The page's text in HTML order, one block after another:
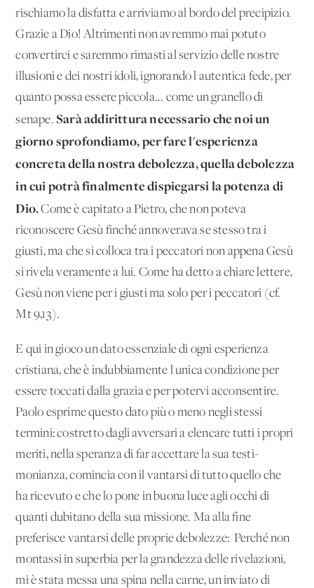
rischiamo la disfatta e arriviamo al bordo del precipizio.
Grazie a Dio! Altrimenti non avremmo mai potuto
convertirci e saremmo rimasti al servizio delle nostre
illusioni e dei nostri idoli, ignorando l'autentica fede, per
quanto possa essere piccola... come un granello di
senape.Sarà addirittura ne­cessario che noi un
giorno sprofondiamo, per fare l'esperienza
concreta della nostra debolezza, quella debolezza
in cui potrà finalmente dispiegarsi la potenza di
Dio.Come è capitato a Pietro, che non poteva
riconoscere Gesù finché annoverava se stesso tra i
giusti, ma che si colloca tra i peccatori non appena Gesù
si rivela veramente a lui. Come ha detto a chiare lettere,
Gesù non viene per i giusti ma solo per i peccatori (cf.
Mt 9,13).
E qui in gioco un dato essenziale di ogni esperienza
cristiana, che è indubbiamente l'unica condizione per
essere toccati dalla grazia e per potervi acconsentire.
Paolo esprime questo dato più o meno negli stessi
termini: costretto dagli avversari a elencare tutti i propri
meriti, nella speranza di far accettare la sua testi­
monianza, comincia con il vantarsi di tutto quello che
ha rice­vuto e che lo pone in buona luce agli occhi di
quanti dubitano della sua missione. Ma alla fine
preferisce vantarsi delle proprie debolezze: 'Perché non
montassi in superbia per la grandezza delle rivelazioni,
mi è stata messa una spina nella carne, un in­viato di